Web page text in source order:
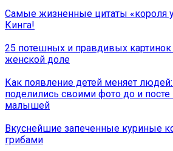
Самые жизненные цитаты «короля
Кинга!
25 потешных и правдивых
женской доле
Как появление детей меняет
поделились своими фото до и посте
малышей
Вкуснейшие запеченные куриные
грибами